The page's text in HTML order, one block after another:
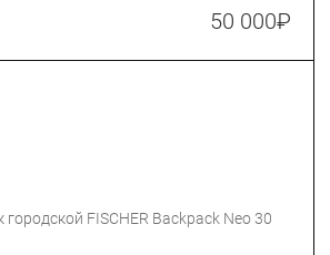
50 000₽